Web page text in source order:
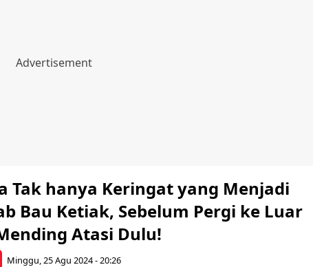
Tak hanya Keringat yang Menjadi
Bau Ketiak, Sebelum Pergi ke Luar
Atasi Dulu!
Minggu, 25 Agu 2024 - 20:26